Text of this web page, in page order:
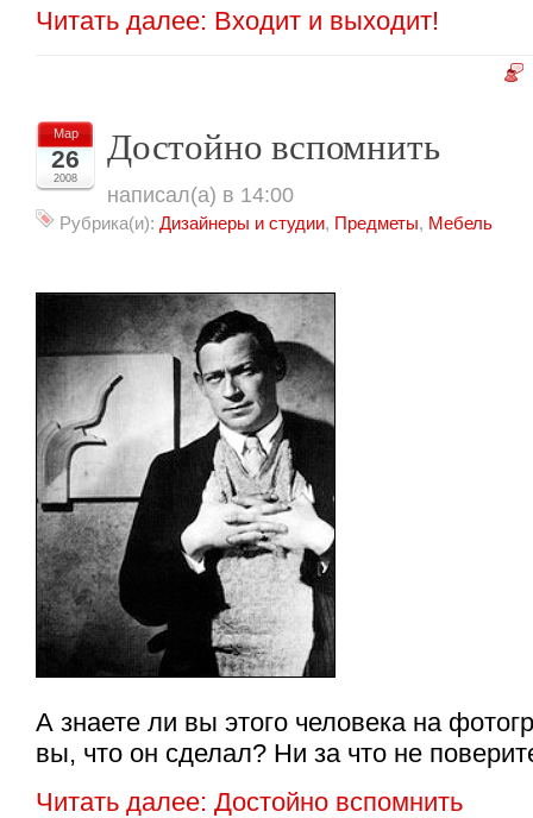
Читать далее: Входит и выходит!
Мар
26
2008
Достойно вспомнить
написал(а) в 14:00
Рубрика(и): Дизайнеры и студии, Предметы, Мебель
А знаете ли вы этого человека на
вы, что он сделал? Ни за что не
Читать далее: Достойно вспомнить